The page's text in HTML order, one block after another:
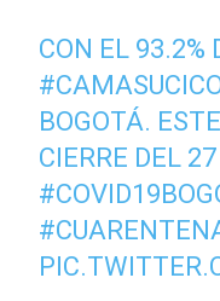
CON EL 93.2%
BOGOTÁ.
CIERRE DEL